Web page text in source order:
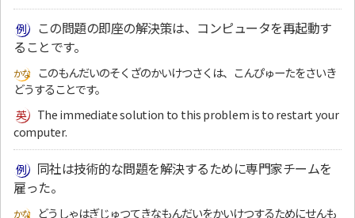
この問題の即座の解決策は、コンピュータを再起動す
ることです。
このもんだいのそくざのかいけつさくは、こんぴゅーたをさいき
どうすることです。
The immediate solution to this problem is to restart your
computer.
同社は技術的な問題を解決するために専門家チームを
雇った。
どうしゃはぎじゅつてきなもんだいをかいけつするためにせんも